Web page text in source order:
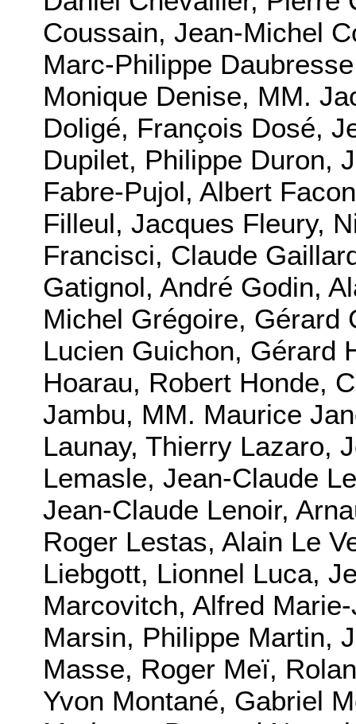
Coussain, Jean-Michel
Marc-Philippe
Monique Denise, MM.
Doligé, François Dosé,
Dupilet, Philippe Duron,
Fabre-Pujol, Albert
Filleul, Jacques Fleury,
Francisci, Claude
Gatignol, André Godin,
Michel Grégoire, Gérard
Lucien Guichon, Gérard
Hoarau, Robert Honde,
Jambu, MM. Maurice
Launay, Thierry Lazaro,
Lemasle, Jean-Claude
Jean-Claude Lenoir,
Roger Lestas, Alain Le
Liebgott, Lionnel Luca,
Marcovitch, Alfred
Marsin, Philippe Martin,
Masse, Roger Meï,
Yvon Montané, Gabriel